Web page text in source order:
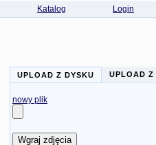
Katalog Login
UPLOAD Z DYSKU UPLOAD Z
nowy plik